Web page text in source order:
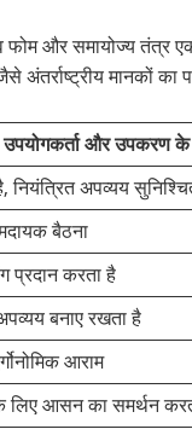
फोम और समायोज्य तंत्र
मानकों का
उपयोगकर्ता और उपकरण के
नियंत्रित अपव्यय
बैठना
प्रदान करता है
बनाए रखता है
आराम
आसन का समर्थन